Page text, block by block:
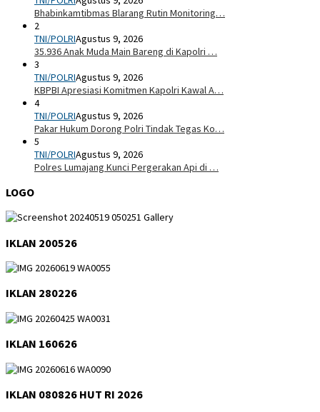
Bhabinkamtibmas Blarang Rutin Monitoring…
2
TNI/POLRIAgustus 9, 2026
35.936 Anak Muda Main Bareng di Kapolri …
3
TNI/POLRIAgustus 9, 2026
KBPBI Apresiasi Komitmen Kapolri Kawal A…
4
TNI/POLRIAgustus 9, 2026
Pakar Hukum Dorong Polri Tindak Tegas Ko…
5
TNI/POLRIAgustus 9, 2026
Polres Lumajang Kunci Pergerakan Api di …
LOGO
IKLAN 200526
IKLAN 280226
IKLAN 160626
IKLAN 080826 HUT RI 2026